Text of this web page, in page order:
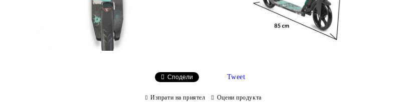
Сподели Tweet
Изпрати на приятел Оцени продукта